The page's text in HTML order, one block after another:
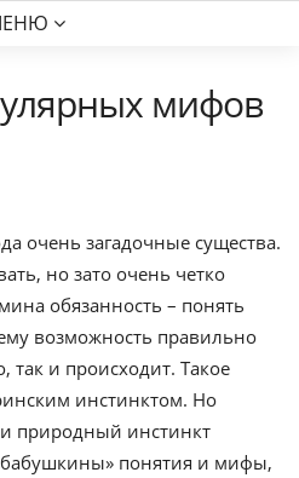
мифов
очень загадочные существа.
но зато очень четко
обязанность – понять
возможность правильно
так и происходит. Такое
инстинктом. Но
природный инстинкт
понятия и мифы,